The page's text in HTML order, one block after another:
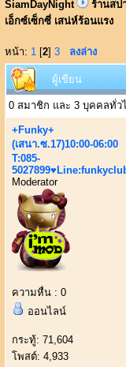
SiamDayNight ร้านสป
เอ็กซ์เซ็กซี่ เสน่ห์ร้อนแรง
หน้า: 1 [2] 3 ลงล่าง
ผู้เขียน
0 สมาชิก และ 3 บุคคลทั่ว
+Funky+
(เสนา.ซ.17)10:00-06:00
T:085-
Moderator
ความหื่น : 0
ออนไลน์
กระทู้: 71,604
โพสต์: 4,933